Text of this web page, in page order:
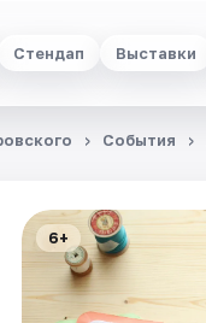
Стендап Выставки
События
6+